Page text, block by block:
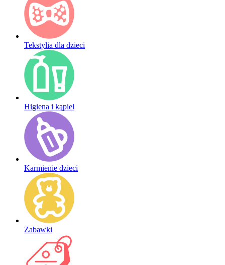
Tekstylia dla dzieci
Higiena i kąpiel
Karmienie dzieci
Zabawki